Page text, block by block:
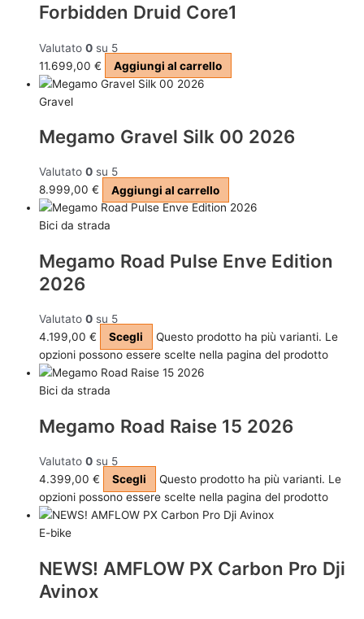
Forbidden Druid Core1
Valutato 0 su 5
11.699,00 € Aggiungi al carrello
Gravel
Megamo Gravel Silk 00 2026
Valutato 0 su 5
8.999,00 € Aggiungi al carrello
Bici da strada
Megamo Road Pulse Enve Edition
2026
Valutato 0 su 5
4.199,00 € Scegli
Questo prodotto ha più varianti. Le
opzioni possono essere scelte nella pagina del prodotto
Bici da strada
Megamo Road Raise 15 2026
Valutato 0 su 5
4.399,00 € Scegli
Questo prodotto ha più varianti. Le
opzioni possono essere scelte nella pagina del prodotto
E-bike
NEWS! AMFLOW PX Carbon Pro Dji
Avinox